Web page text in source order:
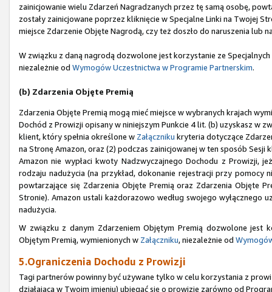
zainicjowanie wielu Zdarzeń Nagradzanych przez tę samą osobę,
zostały zainicjowane poprzez kliknięcie w Specjalne Linki na Twojej
miejsce Zdarzenie Objęte Nagrodą, czy też doszło do naruszenia lub
W związku z daną nagrodą dozwolone jest korzystanie ze
niezależnie od Wymogów Uczestnictwa w Programie Partnerskim.
(b) Zdarzenia Objęte Premią
Zdarzenia Objęte Premią mogą mieć miejsce w wybranych krajach
Dochód z Prowizji opisany w niniejszym Punkcie 4 lit. (b) uzyskasz w
klient, który spełnia określone w Załączniku kryteria dotyczące
na Stronę Amazon, oraz (2) podczas zainicjowanej w ten sposób
Amazon nie wypłaci kwoty Nadzwyczajnego Dochodu z Prowizji,
rodzaju nadużycia (na przykład, dokonanie rejestracji przy
powtarzające się Zdarzenia Objęte Premią oraz Zdarzenia Objęte
Stronie). Amazon ustali każdorazowo według swojego wyłącznego
nadużycia.
W związku z danym Zdarzeniem Objętym Premią dozwolone jest
Objętym Premią, wymienionych w Załączniku, niezależnie od
5.Ograniczenia Dochodu z Prowizji
Tagi partnerów powinny być używane tylko w celu korzystania z
działająca w Twoim imieniu) ubiegać się o prowizje zarówno od